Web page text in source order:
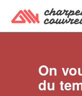
On
du